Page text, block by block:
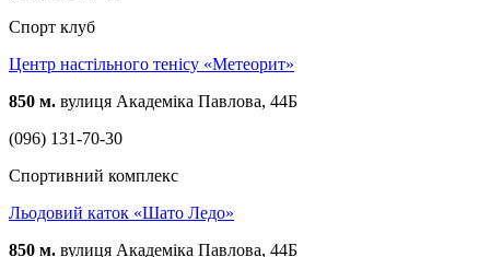
Спорт клуб
Центр настільного тенісу «Метеорит»
850 м. вулиця Академіка Павлова, 44Б
(096) 131-70-30
Спортивний комплекс
Льодовий каток «Шато Ледо»
850 м. вулиця Академіка Павлова, 44Б